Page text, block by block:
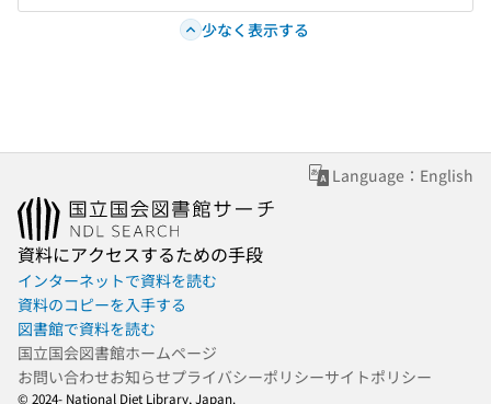
少なく表示する
Language：English
資料にアクセスするための手段
インターネットで資料を読む
資料のコピーを入手する
図書館で資料を読む
国立国会図書館ホームページ
お問い合わせお知らせプライバシーポリシーサイトポリシー
© 2024- National Diet Library, Japan.